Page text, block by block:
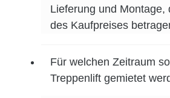
Lieferung und Montage,
des Kaufpreises
Für welchen Zeitraum
Treppenlift gemietet